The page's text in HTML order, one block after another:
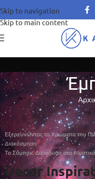
Skip to navigation
Skip to main content
Εξερευνώντας τα Χρώματα του
Διακόσμηση
Το Σύμπαν: Διείσδυση στα
Decor